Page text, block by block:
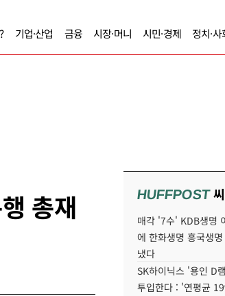
기업·산업 금융 시장·머니 시민·경제 정치·사
총재
HUFFPOST
매각 '7수' KDB생명
에 한화생명 흥국생
냈다
SK하이닉스 '용인 D
투입한다 : '연평균